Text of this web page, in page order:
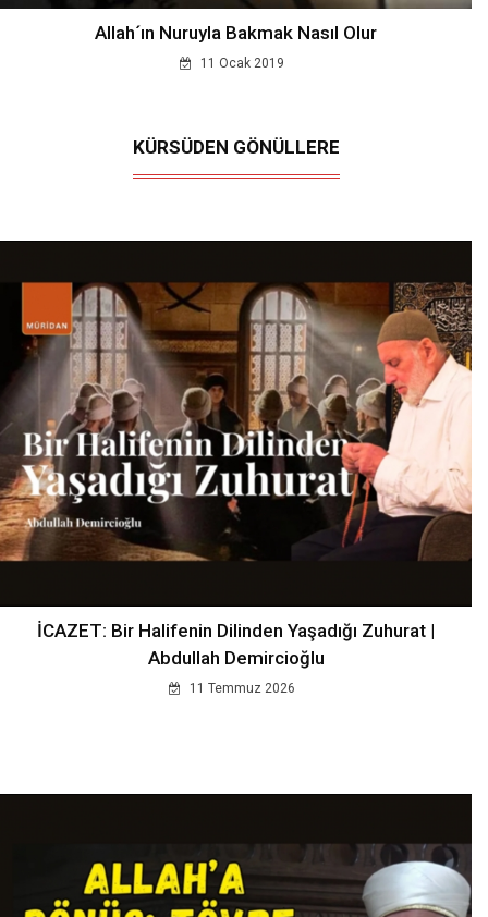
Allah´ın Nuruyla Bakmak Nasıl Olur
11 Ocak 2019
KÜRSÜDEN GÖNÜLLERE
İCAZET: Bir Halifenin Dilinden Yaşadığı Zuhurat |
Abdullah Demircioğlu
11 Temmuz 2026